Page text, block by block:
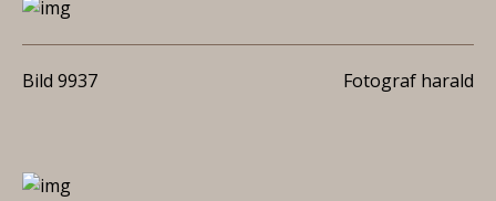
Bild 9937 Fotograf harald